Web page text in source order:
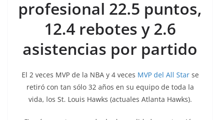
profesional 22.5 puntos,
12.4 rebotes y 2.6
asistencias por partido
El 2 veces MVP de la NBA y 4 veces MVP del All Starse
retiró con tan sólo 32 años en su equipo de toda la
vida, los St. Louis Hawks (actuales Atlanta Hawks).